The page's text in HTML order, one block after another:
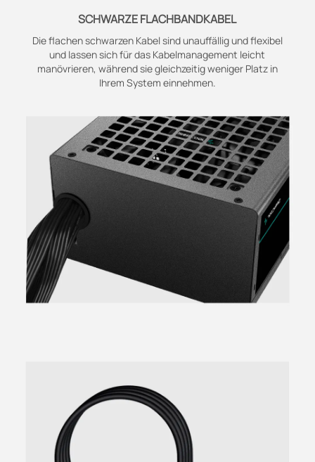
SCHWARZE FLACHBANDKABEL
Die flachen schwarzen Kabel sind unauffällig und flexibel
und lassen sich für das Kabelmanagement leicht
manövrieren, während sie gleichzeitig weniger Platz in
Ihrem System einnehmen.